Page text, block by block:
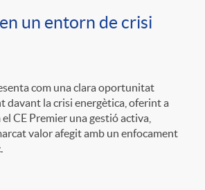
un entorn de crisi
com una clara oportunitat
davant la crisi energètica, oferint a
CE Premier una gestió activa,
valor afegit amb un enfocament